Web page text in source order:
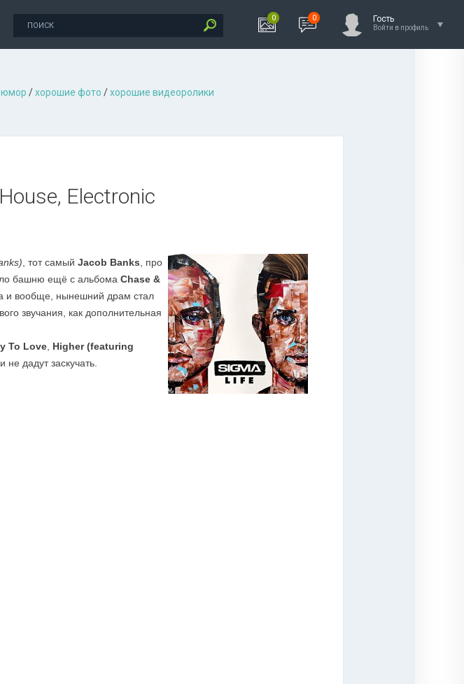
0 0 Гость
Войти в профиль
юмор /хорошие фото /хорошие видеоролики
Electronic
, тот самый Jacob Banks , про
башню ещё с альбома Chase &
и вообще, нынешний драм стал
звучания, как дополнительная
To Love Higher (featuring
не дадут заскучать.